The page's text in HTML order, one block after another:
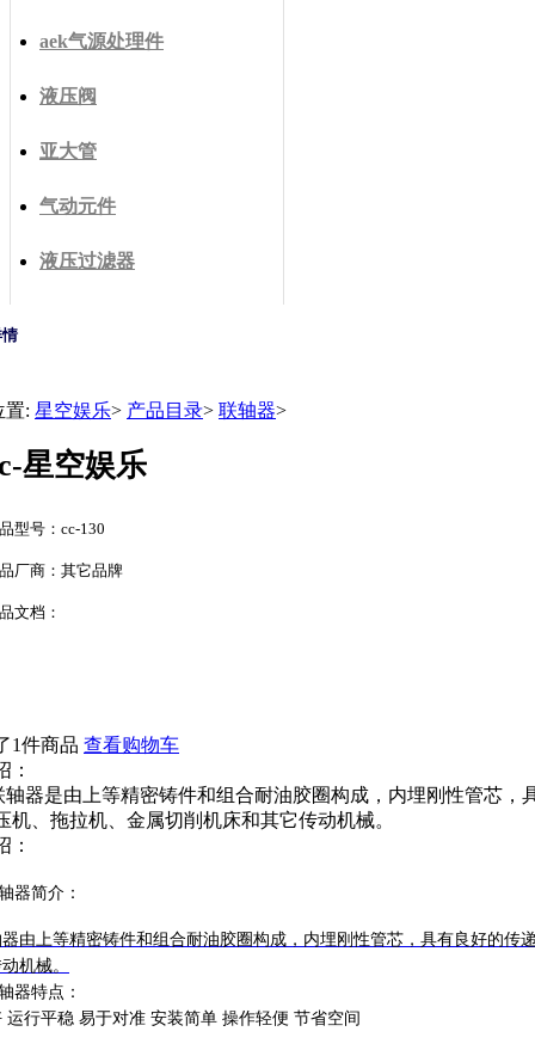
aek气源处理件
液压阀
亚大管
气动元件
液压过滤器
置: 星空娱乐> 产品目录> 联轴器>
星空娱乐
型号：cc-130
厂商：其它品牌
文档：
1件商品 查看购物车
：
轴器是由上等精密铸件和组合耐油胶圈构成，内埋刚性管芯
机、拖拉机、金属切削机床和其它传动机械。
：
器简介：
由上等精密铸件和组合耐油胶圈构成，内埋刚性管芯，具有良好的传
机械。
器特点：
运行平稳 易于对准 安装简单 操作轻便 节省空间